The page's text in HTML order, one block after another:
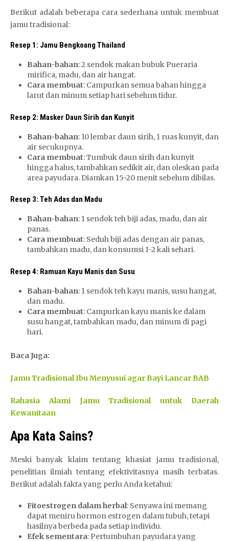
Berikut adalah beberapa cara sederhana untuk membuat
jamu tradisional:
Resep 1: Jamu Bengkoang Thailand
Bahan-bahan: 2 sendok makan bubuk Pueraria
mirifica, madu, dan air hangat.
Cara membuat: Campurkan semua bahan hingga
larut dan minum setiap hari sebelum tidur.
Resep 2: Masker Daun Sirih dan Kunyit
Bahan-bahan: 10 lembar daun sirih, 1 ruas kunyit, dan
air secukupnya.
Cara membuat: Tumbuk daun sirih dan kunyit
hingga halus, tambahkan sedikit air, dan oleskan pada
area payudara. Diamkan 15-20 menit sebelum dibilas.
Resep 3: Teh Adas dan Madu
Bahan-bahan: 1 sendok teh biji adas, madu, dan air
panas.
Cara membuat: Seduh biji adas dengan air panas,
tambahkan madu, dan konsumsi 1-2 kali sehari.
Resep 4: Ramuan Kayu Manis dan Susu
Bahan-bahan: 1 sendok teh kayu manis, susu hangat,
dan madu.
Cara membuat: Campurkan kayu manis ke dalam
susu hangat, tambahkan madu, dan minum di pagi
hari.
Baca Juga:
Jamu Tradisional Ibu Menyusui agar Bayi Lancar BAB
Rahasia Alami Jamu Tradisional untuk Daerah
Kewanitaan
Apa Kata Sains?
Meski banyak klaim tentang khasiat jamu tradisional,
penelitian ilmiah tentang efektivitasnya masih terbatas.
Berikut adalah fakta yang perlu Anda ketahui:
Fitoestrogen dalam herbal: Senyawa ini memang
dapat meniru hormon estrogen dalam tubuh, tetapi
hasilnya berbeda pada setiap individu.
Efek sementara: Pertumbuhan payudara yang